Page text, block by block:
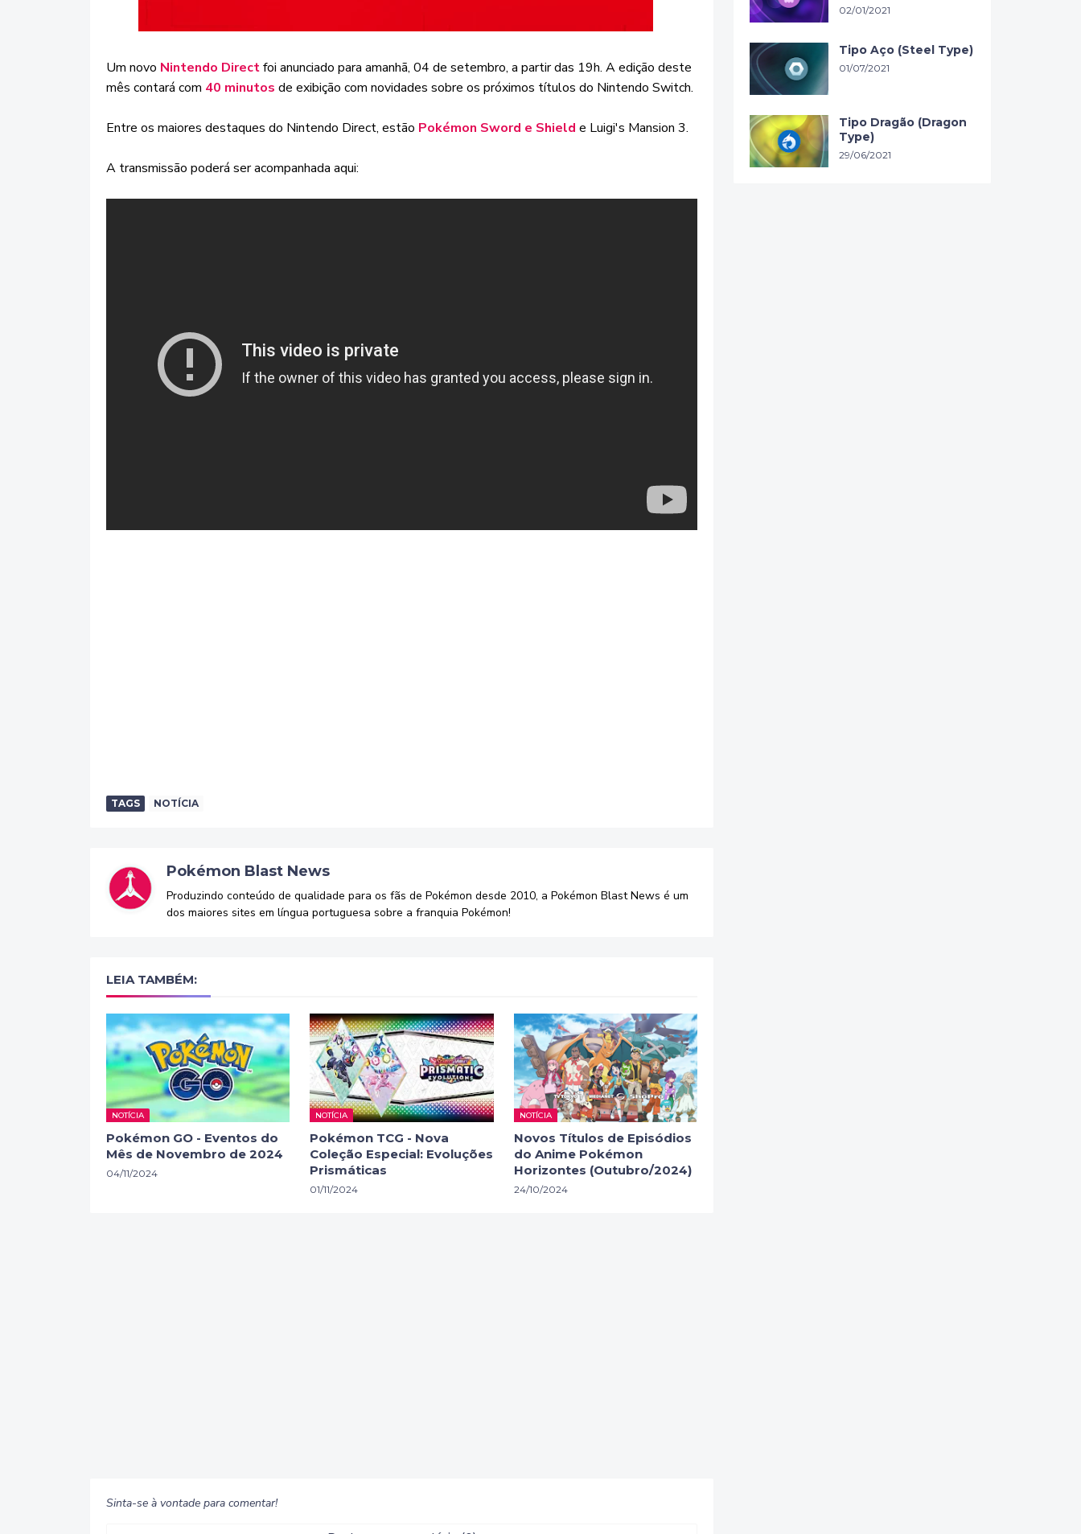
Um novo Nintendo Directfoi anunciado para amanhã, 04 de setembro, a partir das 19h. A edição deste
mês contará com 40 minutos de exibição com novidades sobre os próximos títulos do Nintendo Switch.
Entre os maiores destaques do Nintendo Direct, estão Pokémon Sword e Shield e Luigi's Mansion 3.
A transmissão poderá ser acompanhada aqui:
TAGS NOTÍCIA
Pokémon Blast News
Produzindo conteúdo de qualidade para os fãs de Pokémon desde 2010, a Pokémon Blast News é um
dos maiores sites em língua portuguesa sobre a franquia Pokémon!
LEIA TAMBÉM:
NOTÍCIA
Pokémon GO - Eventos do
Mês de Novembro de 2024
04/11/2024
NOTÍCIA
Pokémon TCG - Nova
Coleção Especial: Evoluções
Prismáticas
01/11/2024
NOTÍCIA
Novos Títulos de Episódios
do Anime Pokémon
Horizontes (Outubro/2024)
24/10/2024
Sinta-se à vontade para comentar!
02/01/2021
Tipo Aço (Steel Type)
01/07/2021
Tipo Dragão (Dragon
Type)
29/06/2021